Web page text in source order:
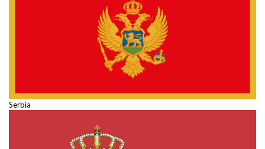
Serbia